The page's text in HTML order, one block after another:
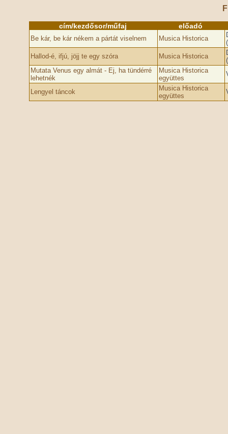
cím/kezdősor/műfaj előadó
Be kár, be kár nékem a pártát viselnem Musica Historica
Hallod-é, ifjú, jöjj te egy szóra
Musica Historica
Mutata Venus egy almát - Ej, ha tündérré
lehetnék
Musica Historica
együttes
Lengyel táncok
Musica Historica
együttes